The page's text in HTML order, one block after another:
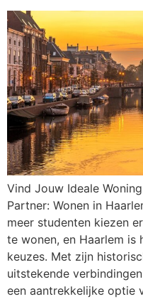
Vind Jouw Ideale
Partner: Wonen in
meer studenten kiezen
te wonen, en Haarlem is
keuzes. Met zijn
uitstekende
een aantrekkelijke optie